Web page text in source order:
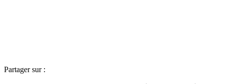
Partager sur :